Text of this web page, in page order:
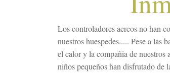
Los controladores aereos no han
nuestros huespedes..... Pese a las
el calor y la compañia de nuestros
niños pequeños han disfrutado de